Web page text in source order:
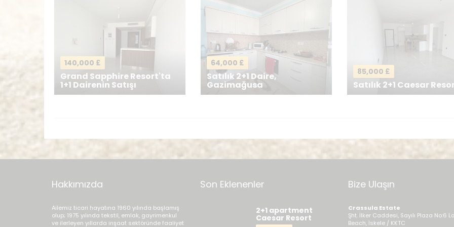
140,000 £
Grand Sapphire Resort'ta
1+1 Dairenin Satışı
64,000 £
Satılık 2+1 Daire,
Gazimağusa
85,000 £
Satılık 2+1 Caesar
Hakkımızda
Ailemiz ticari hayatına 1960 yılında başlamış
olup; 1975 yılında tekstil, emlak, gayrimenkul
ve ilerleyen yıllarda inşaat sektöründe faaliyet
Son Eklenenler
2+1 apartment
Caesar Resort
Bize Ulaşın
Crassula Estate
Şht. İlker Caddesi, Sayılı Plaza No:6
Beach, İskele / KKTC